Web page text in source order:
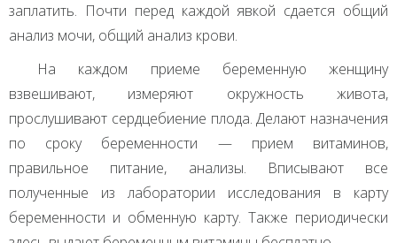
заплатить. Почти перед каждой явкой сдается общий
анализ мочи, общий анализ крови.
На каждом приеме беременную женщину
взвешивают, измеряют окружность живота,
прослушивают сердцебиение плода. Делают назначения
по сроку беременности — прием витаминов,
правильное питание, анализы. Вписывают все
полученные из лаборатории исследования в карту
беременности и обменную карту. Также периодически